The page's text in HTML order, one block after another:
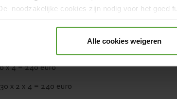
noodzakelijke cookies zijn nodig voor het goed
Alle cookies weigeren
van wat een verhuis je kan kosten. Stel dat je
appartement. Dan krijg je de volgende kosten:
x 4 = 240 euro
x 2 x 4 = 240 euro